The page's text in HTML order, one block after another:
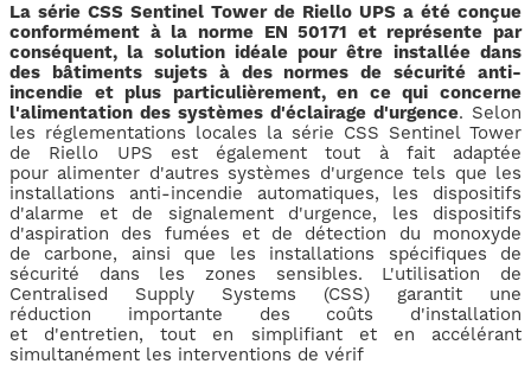
La série CSS Sentinel Tower de Riello UPS a été conçue
conformément à la norme EN 50171 et représente par
conséquent, la solution idéale pour être installée dans
des bâtiments sujets à des normes de sécurité anti-
incendie et plus particulièrement, en ce qui concerne
l'alimentation des systèmes d'éclairage d'urgence. Selon
les réglementations locales la série CSS Sentinel Tower
de Riello UPS est également tout à fait adaptée
pour alimenter d'autres systèmes d'urgence tels que les
installations anti-incendie automatiques, les dispositifs
d'alarme et de signalement d'urgence, les dispositifs
d'aspiration des fumées et de détection du monoxyde
de carbone, ainsi que les installations spécifiques de
sécurité dans les zones sensibles. L'utilisation de
Centralised Supply Systems (CSS) garantit une
réduction importante des coûts d'installation
et d'entretien, tout en simplifiant et en accélérant
simultanément les interventions de vérif